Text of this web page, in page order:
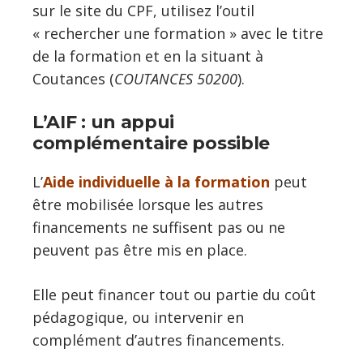
sur le site du CPF, utilisez l’outil
« rechercher une formation » avec le titre
de la formation et en la situant à
Coutances (COUTANCES 50200).
L’AIF : un appui
complémentaire possible
L’Aide individuelle à la formation peut
être mobilisée lorsque les autres
financements ne suffisent pas ou ne
peuvent pas être mis en place.
Elle peut financer tout ou partie du coût
pédagogique, ou intervenir en
complément d’autres financements.